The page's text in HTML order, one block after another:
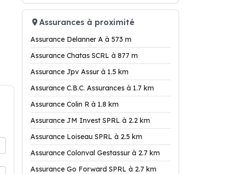
Assurances à proximité
Assurance Delanner A à 573 m
Assurance Chatas SCRL à 877 m
Assurance Jpv Assur à 1.5 km
Assurance C.B.C. Assurances à 1.7 km
Assurance Colin R à 1.8 km
Assurance JM Invest SPRL à 2.2 km
Assurance Loiseau SPRL à 2.5 km
Assurance Colonval Gestassur à 2.7 km
Assurance Go Forward SPRL à 2.7 km